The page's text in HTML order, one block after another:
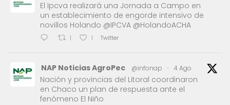
El Ipcva realizará una Jornada a Campo en
un establecimiento de engorde intensivo de
novillos Holando @IPCVA @HolandoACHA
1 1 Twitter
NAP Noticias AgroPec @infonap · 4 Ago
Nación y provincias del Litoral coordinaron
en Chaco un plan de respuesta ante el
fenómeno El Niño